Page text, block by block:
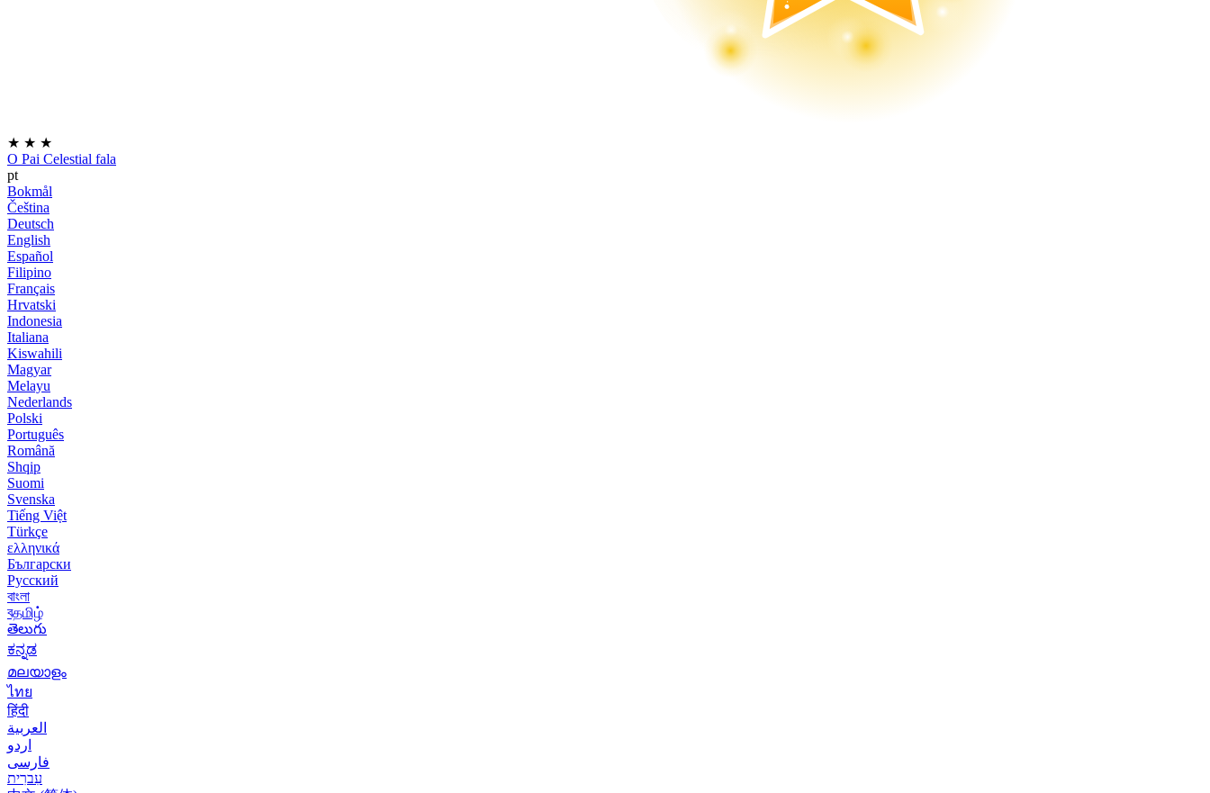
★ ★ ★
O Pai Celestial fala
pt
Bokmål
Čeština
Deutsch
English
Español
Filipino
Français
Hrvatski
Indonesia
Italiana
Kiswahili
Magyar
Melayu
Nederlands
Polski
Português
Română
Shqip
Suomi
Svenska
Tiếng Việt
Türkçe
ελληνικά
Български
Русский
বাংলা
বதமிழ்
తెలుగు
ಕನ್ನಡ
മലയാളം
ไทย
हिंदी
العربية
اردو
فارسی
עִברִית